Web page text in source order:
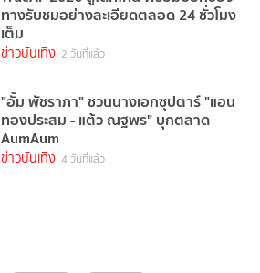
ทางรับชมอย่างละเอียดตลอด 24 ชั่วโมง
เต็ม
ข่าวบันเทิง 2 วันที่แล้ว
"อั้ม พัชราภา" ชวนนางเอกซุปตาร์ "แอน
ทองประสม - แต้ว ณฐพร" บุกตลาด
AumAum
ข่าวบันเทิง 4 วันที่แล้ว